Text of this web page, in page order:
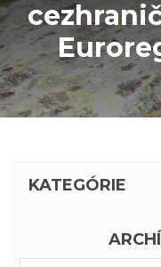
KATEGÓRIE